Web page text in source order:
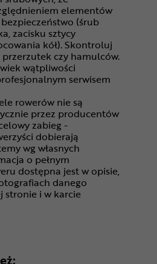
elementów
(śrub
zacisku sztycy
kół). Skontroluj
czy hamulców.
wątpliwości
serwisem
rowerów nie są
przez producentów
zabieg -
dobierają
wg własnych
o pełnym
dostępna jest w opisie,
danego
stronie i w karcie